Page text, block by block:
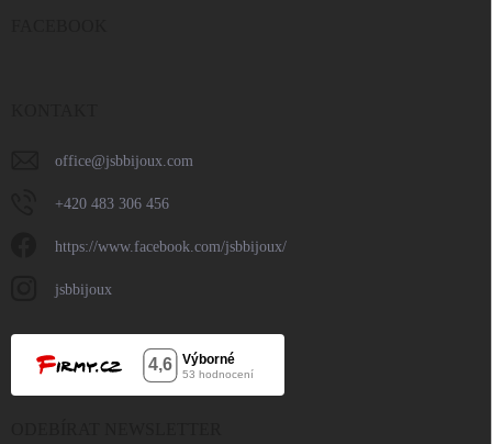
office@jsbbijoux.com
+420 483 306 456
https://www.facebook.com/jsbbijoux/
jsbbijoux